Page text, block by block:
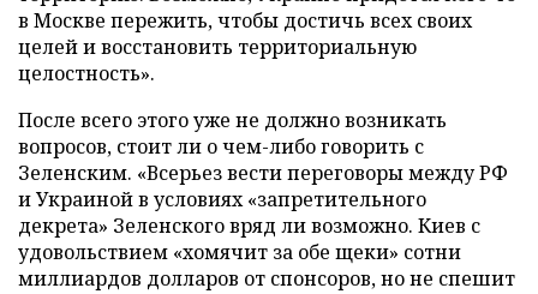
в Москве пережить, чтобы достичь всех своих
целей и восстановить территориальную
целостность».
После всего этого уже не должно возникать
вопросов, стоит ли о чем-либо говорить с
Зеленским. «Всерьез вести переговоры между РФ
и Украиной в условиях «запретительного
декрета» Зеленского вряд ли возможно. Киев с
удовольствием «хомячит за обе щеки» сотни
миллиардов долларов от спонсоров, но не спешит